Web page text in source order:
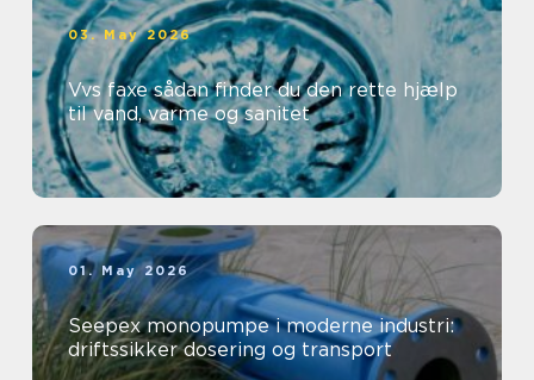
03. May 2026
Vvs faxe sådan finder du den rette hjælp
til vand, varme og sanitet
01. May 2026
Seepex monopumpe i moderne industri:
driftssikker dosering og transport